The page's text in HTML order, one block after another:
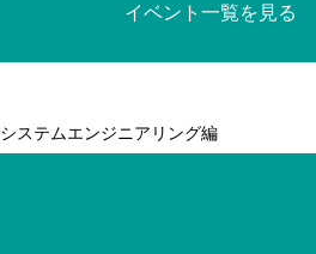
イベント一覧を見る
ステムエンジニアリング編